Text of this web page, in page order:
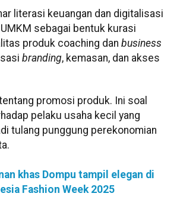
literasi keuangan dan digitalisasi
UMKM sebagai bentuk kurasi
produk coaching dan business
branding, kemasan, dan akses
promosi produk. Ini soal
pelaku usaha kecil yang
tulang punggung perekonomian
khas Dompu tampil elegan di
Fashion Week 2025